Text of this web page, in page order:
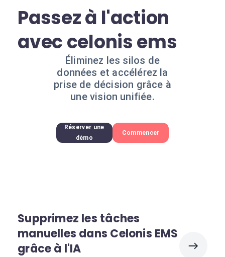
Passez à l'action
avec celonis ems
Éliminez les silos de
données et accélérez la
prise de décision grâce à
une vision unifiée.
Réserver une
démo
Commencer
Supprimez les tâches
manuelles dans Celonis EMS
grâce à l'IA